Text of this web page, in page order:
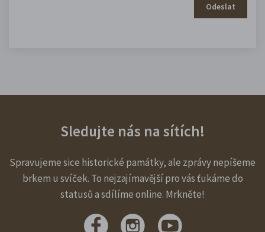
Odeslat
Sledujte nás na sítích!
Spravujeme sice historické památky, ale zprávy nepíšeme
brkem u svíček. To nejzajímavější pro vás ťukáme do
statusů a sdílíme online. Mrkněte!